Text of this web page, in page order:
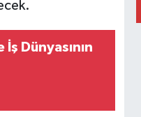
Dünyasının